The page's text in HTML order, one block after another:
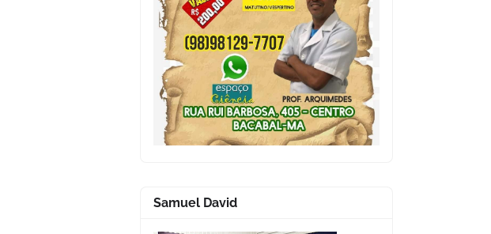
Samuel David